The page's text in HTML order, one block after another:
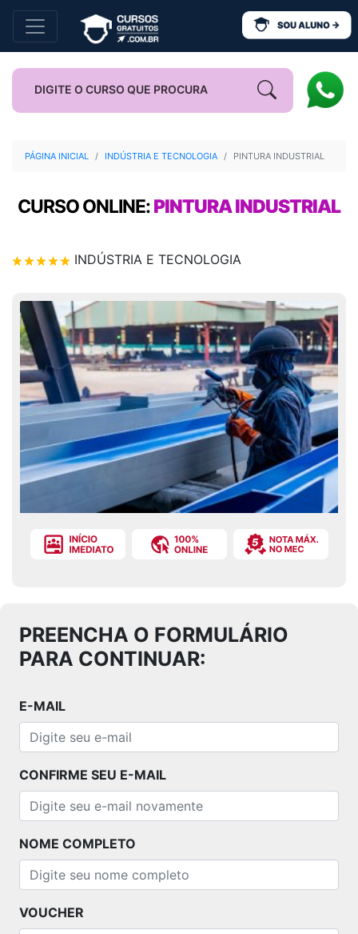
PÁGINA INICIAL INDÚSTRIA E TECNOLOGIA PINTURA INDUSTRIAL
CURSO ONLINE:PINTURA INDUSTRIAL
INDÚSTRIA E TECNOLOGIA
PREENCHA O FORMULÁRIO
PARA CONTINUAR:
E-MAIL
CONFIRME SEU E-MAIL
NOME COMPLETO
VOUCHER